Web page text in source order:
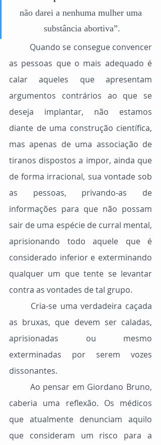
não darei a nenhuma mulher uma
substância abortiva”.
as pessoas que o mais adequado é
calar aqueles que apresentam
argumentos contrários ao que se
deseja implantar, não estamos
diante de uma construção científica,
mas apenas de uma associação de
tiranos dispostos a impor, ainda que
de forma irracional, sua vontade sob
as pessoas, privando-as de
informações para que não possam
sair de uma espécie de curral mental,
aprisionando todo aquele que é
considerado inferior e exterminando
qualquer um que tente se levantar
contra as vontades de tal grupo.
as bruxas, que devem ser caladas,
aprisionadas ou mesmo
exterminadas por serem vozes
dissonantes.
caberia uma reflexão. Os médicos
que atualmente denunciam aquilo
que consideram um risco para a